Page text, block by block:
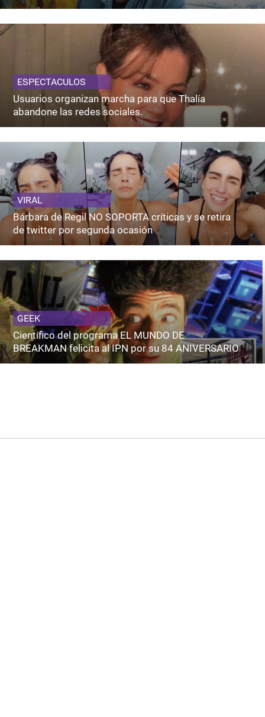
ESPECTACULOS
Usuarios organizan marcha para que Thalía
abandone las redes sociales.
VIRAL
Bárbara de Regil NO SOPORTA críticas y se retira
de twitter por segunda ocasión
GEEK
Científico del programa EL MUNDO DE
BREAKMAN felicita al IPN por su 84 ANIVERSARIO